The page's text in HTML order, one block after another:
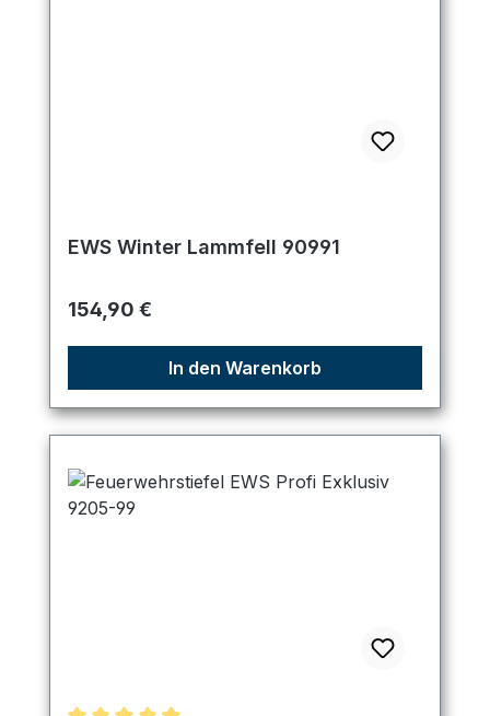
EWS Winter Lammfell 90991
Regulärer Preis:
154,90 €
In den Warenkorb